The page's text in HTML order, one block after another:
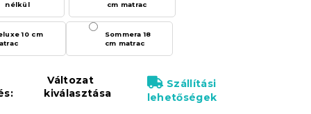
nélkül
cm matrac
10 cm
Sommera 18
cm matrac
Változat
kiválasztása
Szállítási
lehetőségek